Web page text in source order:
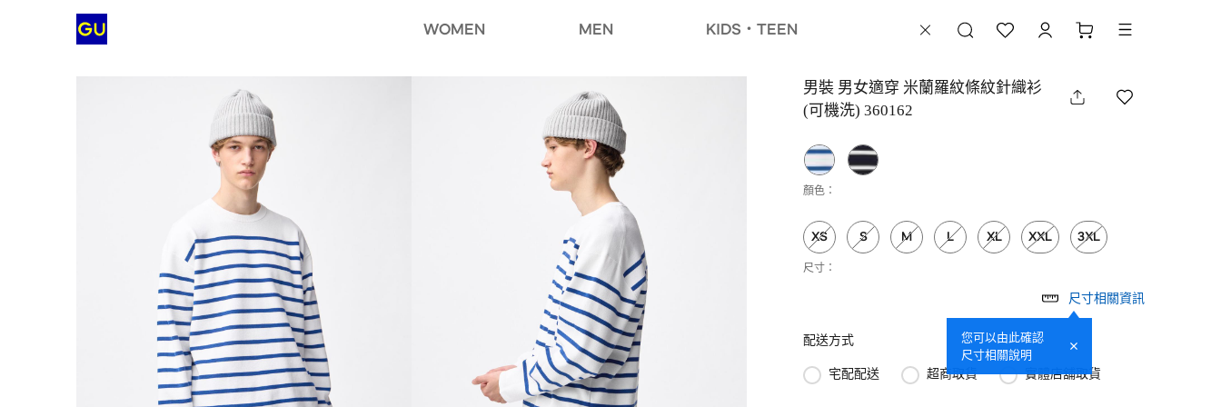
WOMEN MEN KIDS・TEEN
男裝 男女適穿 米蘭羅紋條紋針織衫
(可機洗) 360162
顏色：
XS S M L XL XXL 3XL
尺寸：
尺寸相關資訊
您可以由此確認
尺寸相關說明
配送方式
宅配配送 超商取貨 實體店舖取貨